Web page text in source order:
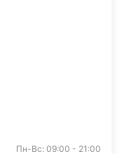
Пн-Вс: 09:00 - 21:00